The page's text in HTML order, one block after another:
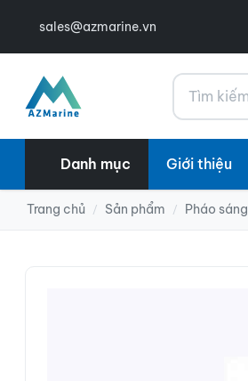
sales@azmarine.vn
Tìm kiếm
Danh mục Giới thiệu
Trang chủ / Sản phẩm / Pháo sáng